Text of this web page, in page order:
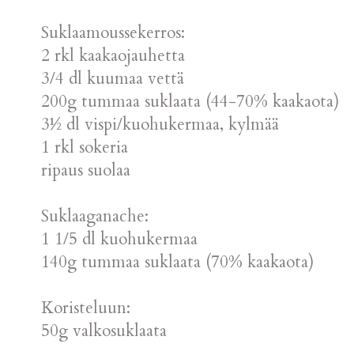
Suklaamoussekerros:
2 rkl kaakaojauhetta
3/4 dl kuumaa vettä
200g tummaa suklaata (44-70% kaakaota)
3½ dl vispi/kuohukermaa, kylmää
1 rkl sokeria
ripaus suolaa
Suklaaganache:
1 1/5 dl kuohukermaa
140g tummaa suklaata (70% kaakaota)
Koristeluun:
50g valkosuklaata